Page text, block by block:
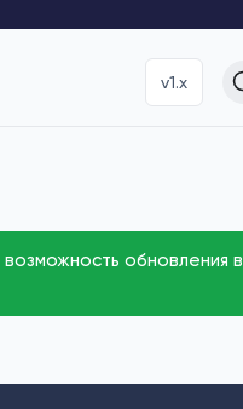
v1.x
обновления